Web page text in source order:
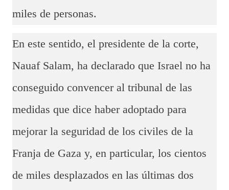
miles de personas.
En este sentido, el presidente de la corte,
Nauaf Salam, ha declarado que Israel no ha
conseguido convencer al tribunal de las
medidas que dice haber adoptado para
mejorar la seguridad de los civiles de la
Franja de Gaza y, en particular, los cientos
de miles desplazados en las últimas dos